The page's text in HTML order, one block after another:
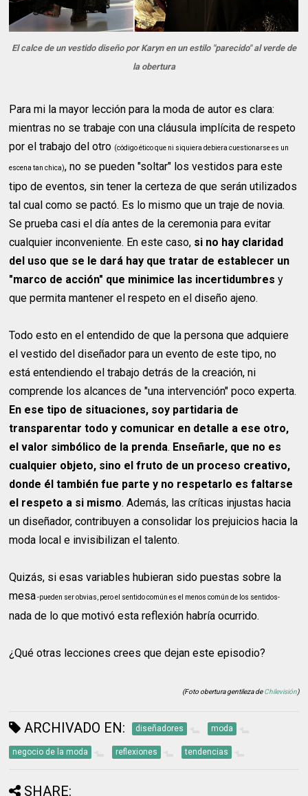
El calce de un vestido diseño por Karyn en un estilo "parecido" al verde de
la obertura
Para mi la mayor lección para la moda de autor es clara:
mientras no se trabaje con una cláusula implícita de respeto
por el trabajo del otro (código ético que ni siquiera debiera cuestionarse es un
escena tan chica), no se pueden "soltar" los vestidos para este
tipo de eventos, sin tener la certeza de que serán utilizados
tal cual como se pactó. Es lo mismo que un traje de novia.
Se prueba casi el día antes de la ceremonia para evitar
cualquier inconveniente. En este caso, si no hay claridad
del uso que se le dará hay que tratar de establecer un
"marco de acción" que minimice las incertidumbresy
que permita mantener el respeto en el diseño ajeno.
Todo esto en el entendido de que la persona que adquiere
el vestido del diseñador para un evento de este tipo, no
está entendiendo el trabajo detrás de la creación, ni
comprende los alcances de "una intervención" poco experta.
En ese tipo de situaciones, soy partidaria de
transparentar todo y comunicar en detalle a ese otro,
el valor simbólico de la prenda. Enseñarle, que no es
cualquier objeto, sino el fruto de un proceso creativo,
donde él también fue parte y no respetarlo es faltarse
el respeto a si mismo. Además, las críticas injustas hacia
un diseñador, contribuyen a consolidar los prejuicios hacia la
moda local e invisibilizan el talento.
Quizás, si esas variables hubieran sido puestas sobre la
mesa-pueden ser obvias, pero el sentido común es el menos común de los sentidos-
nada de lo que motivó esta reflexión habría ocurrido.
¿Qué otras lecciones crees que dejan este episodio?
(Foto obertura gentileza deChilevisión)
ARCHIVADO EN: diseñadores moda
negocio de la moda reflexiones tendencias
SHARE: